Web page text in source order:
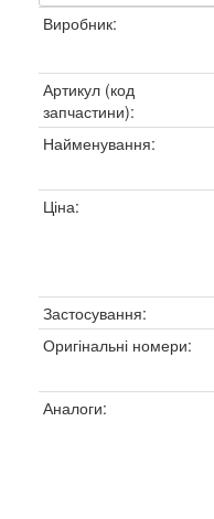
Виробник:
Артикул (код
запчастини):
Найменування:
Ціна:
Застосування:
Оригінальні номери:
Аналоги: